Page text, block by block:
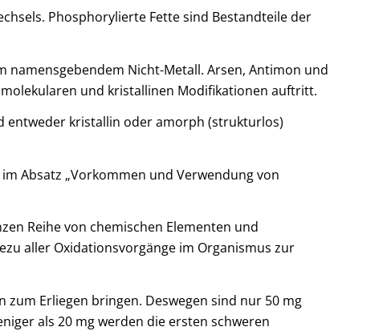
Phosphorylierte Fette sind Bestandteile der
namensgebendem Nicht-Metall. Arsen, Antimon und
und kristallinen Modifikationen auftritt.
entweder kristallin oder amorph (strukturlos)
Absatz „Vorkommen und Verwendung von
Reihe von chemischen Elementen und
aller Oxidationsvorgänge im Organismus zur
Erliegen bringen. Deswegen sind nur 50 mg
als 20 mg werden die ersten schweren